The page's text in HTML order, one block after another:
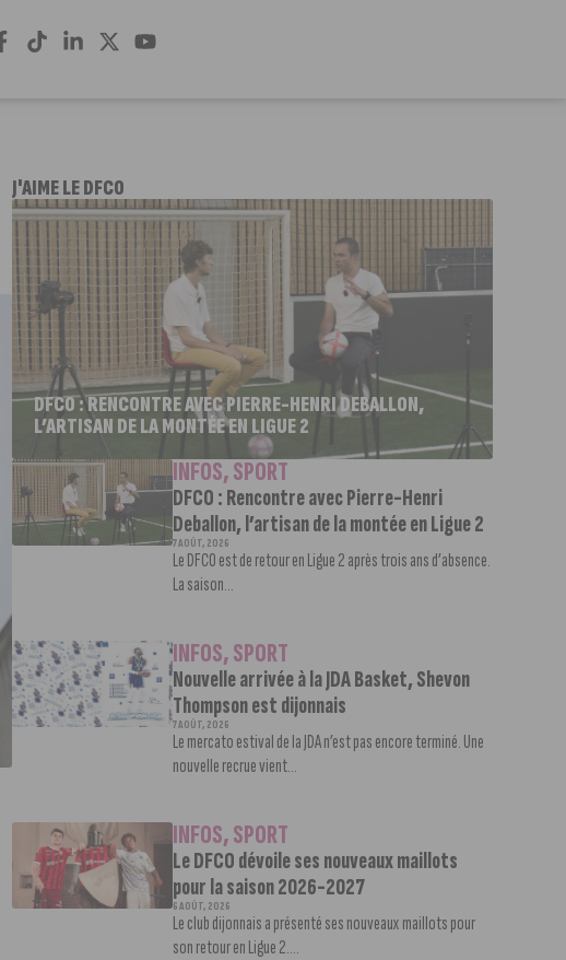
J'AIME LE DFCO
DFCO : RENCONTRE AVEC PIERRE-HENRI DEBALLON,
L’ARTISAN DE LA MONTÉE EN LIGUE 2
INFOS,SPORT
DFCO : Rencontre avec Pierre-Henri
Deballon, l’artisan de la montée en Ligue 2
7 AOÛT, 2026
Le DFCO est de retour en Ligue 2 après trois ans d’absence.
La saison...
INFOS,SPORT
Nouvelle arrivée à la JDA Basket, Shevon
Thompson est dijonnais
7 AOÛT, 2026
Le mercato estival de la JDA n’est pas encore terminé. Une
nouvelle recrue vient...
INFOS,SPORT
Le DFCO dévoile ses nouveaux maillots
pour la saison 2026-2027
6 AOÛT, 2026
Le club dijonnais a présenté ses nouveaux maillots pour
son retour en Ligue 2....